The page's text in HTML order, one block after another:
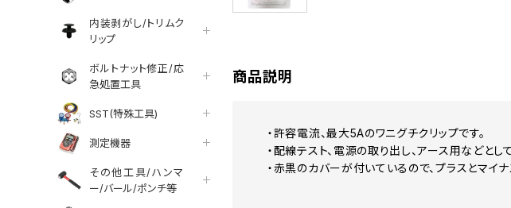
内装剥がし/トリムク
リップ
ボルトナット修正/応
急処置工具
SST(特殊工具)
測定機器
その他工具/ハンマ
ー/バール/ポンチ等
商品説明
・許容電流、最大5Aのワニグチクリップです。
・配線テスト、電源の取り出し、アース用などとし
・赤黒のカバーが付いているので、プラスとマイ